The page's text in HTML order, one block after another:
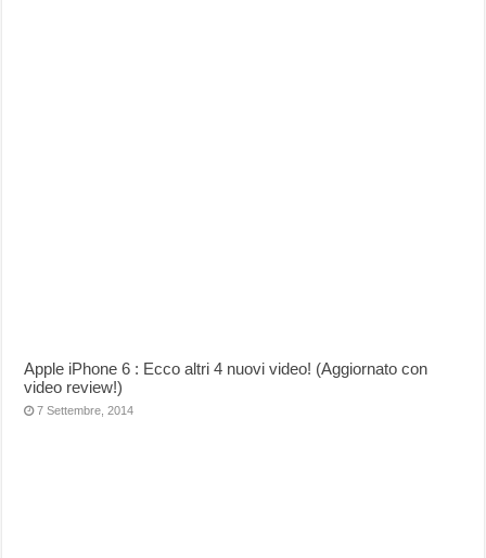
Apple iPhone 6 : Ecco altri 4 nuovi video! (Aggiornato con
video review!)
7 Settembre, 2014